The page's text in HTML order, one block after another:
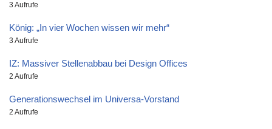
3 Aufrufe
König: „In vier Wochen wissen wir mehr“
3 Aufrufe
IZ: Massiver Stellenabbau bei Design Offices
2 Aufrufe
Generationswechsel im Universa-Vorstand
2 Aufrufe